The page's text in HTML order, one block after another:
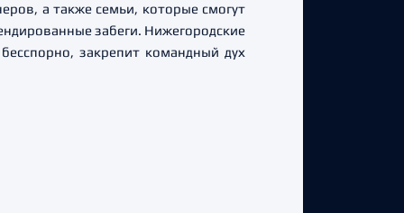
а также семьи, которые смогут
забеги. Нижегородские
закрепит командный дух